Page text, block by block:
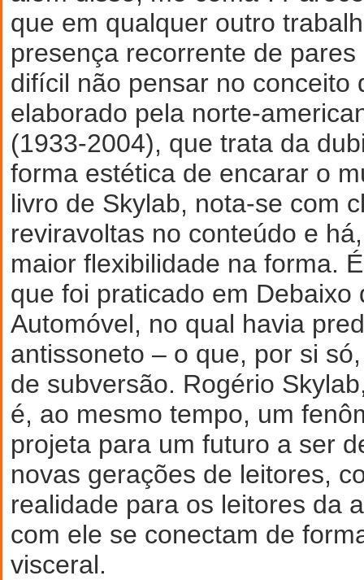
que em qualquer outro
presença recorrente de
difícil não pensar no conceito
elaborado pela norte-
(1933-2004), que trata da
forma estética de encarar o
livro de Skylab, nota-se com
reviravoltas no conteúdo e
maior flexibilidade na forma.
que foi praticado em Debaixo
Automóvel, no qual havia
antissoneto – o que, por si
de subversão. Rogério
é, ao mesmo tempo, um
projeta para um futuro a ser
novas gerações de leitores,
realidade para os leitores da
com ele se conectam de
visceral.